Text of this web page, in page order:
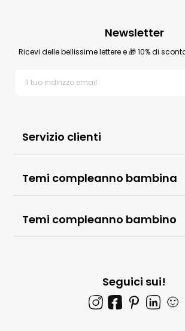
Servizio clienti
Temi compleanno bambina
Temi compleanno bambino
Newsletter
Ricevi delle bellissime lettere e 🎁 10% di
Seguici sui!
🙂